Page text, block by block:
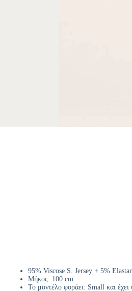
95% Viscose S. Jersey + 5%
Μήκος: 100 cm
Το μοντέλο φοράει: Small και